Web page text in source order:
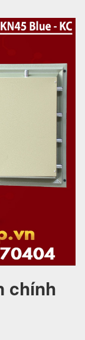
chính